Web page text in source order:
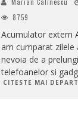
8759
Acumulator extern
am cumparat zilele
nevoia de a
telefoanelor si
CITESTE MAI